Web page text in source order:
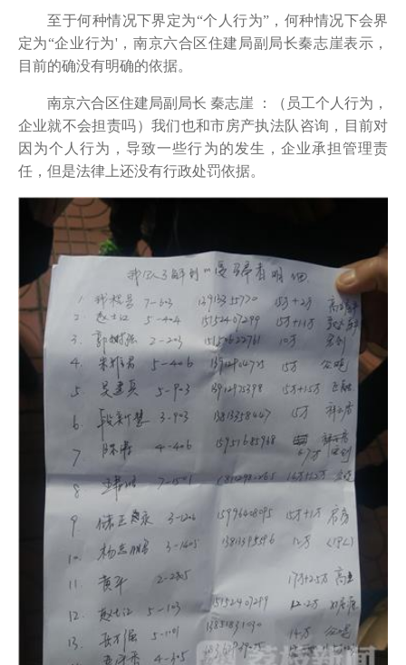
至于何种情况下界定为“个人行为”，何种情况下会界
定为“企业行为'，南京六合区住建局副局长秦志崖表示，
目前的确没有明确的依据。
南京六合区住建局副局长 秦志崖 ：（员工个人行为，
企业就不会担责吗）我们也和市房产执法队咨询，目前对
因为个人行为，导致一些行为的发生，企业承担管理责
任，但是法律上还没有行政处罚依据。